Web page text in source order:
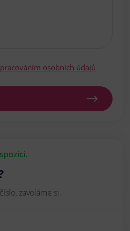
osobních údajů
zavoláme si.